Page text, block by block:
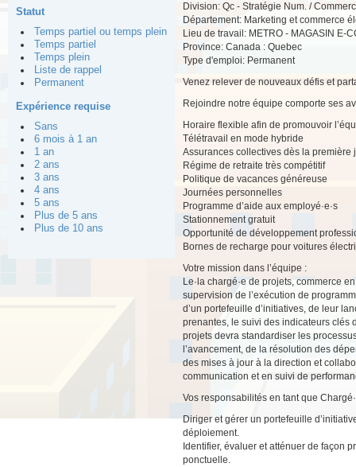
Statut
Temps partiel ou temps plein
Temps partiel
Temps plein
Liste de rappel
Permanent
Expérience requise
Sans
6 mois à 1 an
1 an
2 ans
3 ans
4 ans
5 ans
Plus de 5 ans
Plus de 10 ans
Division: Qc - Stratégie Num. /
Département: Marketing et commerce
Lieu de travail: METRO - MAGASIN E-
Province: Canada : Quebec
Type d'emploi: Permanent
Venez relever de nouveaux défis et
Rejoindre notre équipe comporte ses
Horaire flexible afin de promouvoir
Télétravail en mode hybride
Assurances collectives dès la première
Régime de retraite très compétitif
Politique de vacances généreuse
Journées personnelles
Programme d’aide aux employé·e·s
Stationnement gratuit
Opportunité de développement
Bornes de recharge pour voitures
Votre mission dans l’équipe :
Le·la chargé·e de projets, commerce
supervision de l’exécution de
d’un portefeuille d’initiatives, de leur
prenantes, le suivi des indicateurs clés
projets devra standardiser les
l’avancement, de la résolution des
des mises à jour à la direction et
communication et en suivi de
Vos responsabilités en tant que
Diriger et gérer un portefeuille
déploiement.
Identifier, évaluer et atténuer de façon
ponctuelle.